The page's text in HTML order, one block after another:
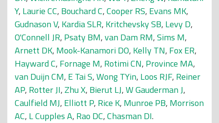
Y, Laurie CC, Bouchard C,Cooper RS, Evans MK,
Gudnason V, Kardia SLR, Kritchevsky SB, Levy D,
O'Connell JR, Psaty BM,van Dam RM,Sims M,
Arnett DK, Mook-Kanamori DO, Kelly TN, Fox ER,
Hayward C, Fornage M, Rotimi CN, Province MA,
van Duijn CM, E Tai S,Wong TYin, Loos RJF, Reiner
AP, Rotter JI,Zhu X, Bierut LJ,W Gauderman J,
Caulfield MJ, Elliott P, Rice K, Munroe PB, Morrison
AC, L Cupples A, Rao DC,Chasman DI.